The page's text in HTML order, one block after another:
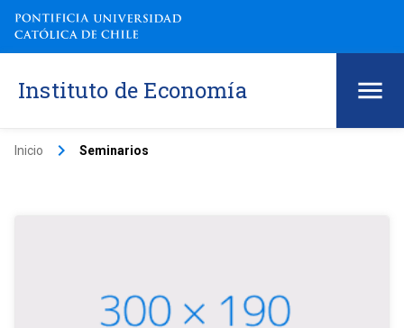
Instituto de Economía
Inicio keyboard_arrow_right Seminarios